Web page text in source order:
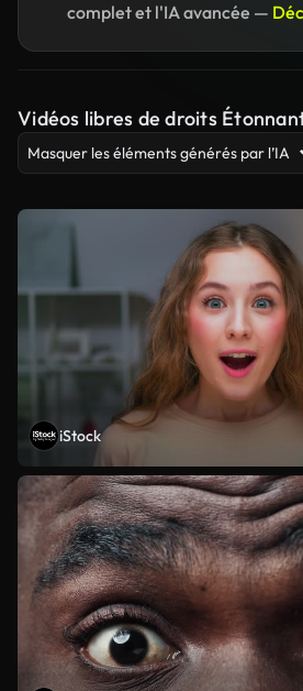
complet et l'IA avancée —
Vidéos libres de droits
Masquer les éléments générés par l’IA
iStock